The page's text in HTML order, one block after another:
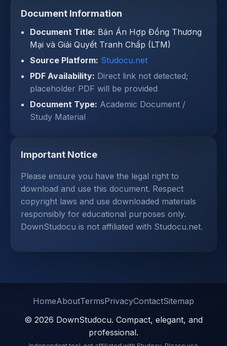
Document Information
Document Title: Bản Án Hợp Đồng Thương
Mại và Giải Quyết Tranh Chấp (LTM)
Source Platform: Studocu.net
PDF Availability: Direct link not detected;
placeholder PDF will be provided
Document Type: Academic Document /
Study Material
Important Notice
Please ensure you have the legal right to
download and use this document. Respect
copyright laws and use downloaded materials
responsibly for educational purposes only.
DownStudocu is not affiliated with Studocu.net.
HomeAboutTermsPrivacyContactSitemap
© 2026 DownStudocu. Compact, elegant, and
professional.